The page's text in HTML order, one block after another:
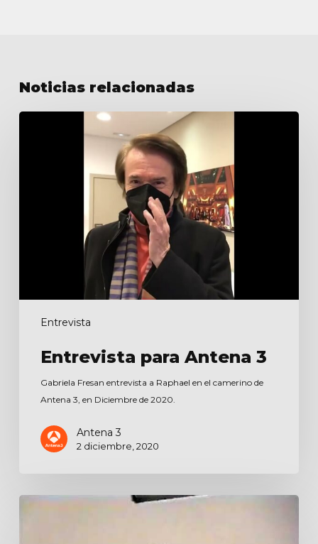
Noticias relacionadas
Entrevista
Entrevista
Entrevista para Antena 3
Gabriela Fresan entrevista a Raphael en el camerino de
Antena 3, en Diciembre de 2020.
Antena 3
2 diciembre, 2020
Rueda